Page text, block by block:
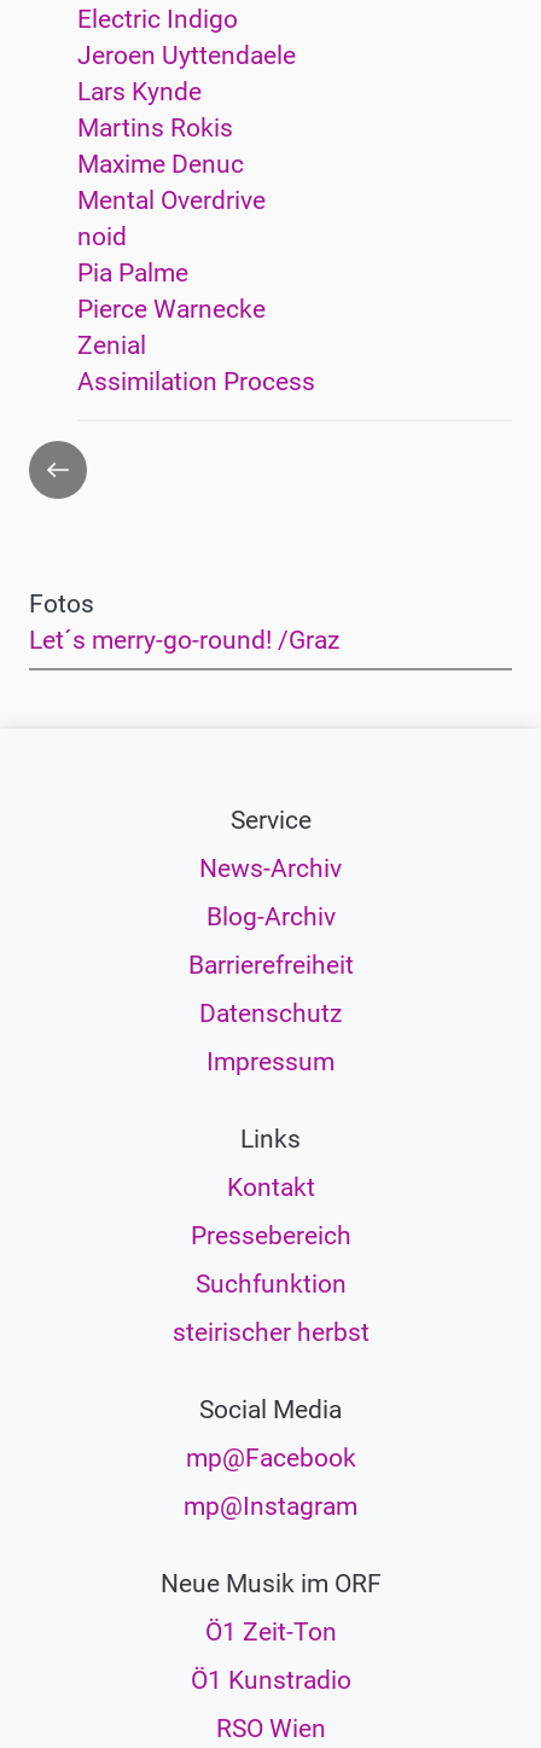
Electric Indigo
Jeroen Uyttendaele
Lars Kynde
Martins Rokis
Maxime Denuc
Mental Overdrive
noid
Pia Palme
Pierce Warnecke
Zenial
Assimilation Process
Zurück
Fotos
Let´s merry-go-round! /Graz
Service
News-Archiv
Blog-Archiv
Barrierefreiheit
Datenschutz
Impressum
Links
Kontakt
Pressebereich
Suchfunktion
steirischer herbst
Social Media
mp@Facebook
mp@Instagram
Neue Musik im ORF
Ö1 Zeit-Ton
Ö1 Kunstradio
RSO Wien